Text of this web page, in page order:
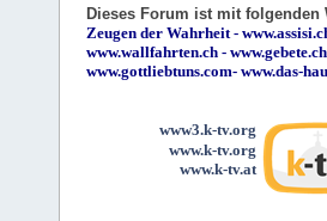
Dieses Forum ist mit folgenden
Zeugen der Wahrheit-
www.wallfahrten.ch - www.gebete.ch
www.gottliebtuns.com- www.das-
www3.k-tv.org
www.k-tv.org
www.k-tv.at